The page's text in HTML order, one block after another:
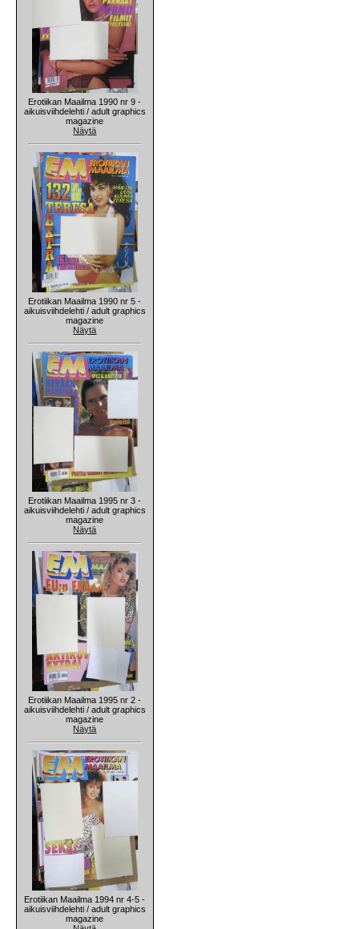
Erotiikan Maailma 1990 nr 9 -
aikuisviihdelehti / adult graphics
magazine
Näytä
Erotiikan Maailma 1990 nr 5 -
aikuisviihdelehti / adult graphics
magazine
Näytä
Erotiikan Maailma 1995 nr 3 -
aikuisviihdelehti / adult graphics
magazine
Näytä
Erotiikan Maailma 1995 nr 2 -
aikuisviihdelehti / adult graphics
magazine
Näytä
Erotiikan Maailma 1994 nr 4-5 -
aikuisviihdelehti / adult graphics
magazine